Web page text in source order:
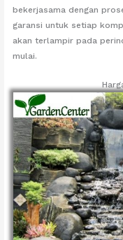
bekerjasama dengan
garansi untuk setiap
akan terlampir pada
mulai.